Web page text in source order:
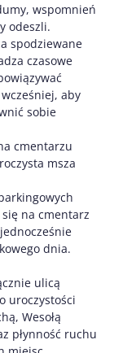
wspomnień
odeszli.
spodziewane
czasowe
aby
sobie
cmentarzu
msza
na cmentarz
dnia.
ulicą
uroczystości
Wesołą
płynność ruchu